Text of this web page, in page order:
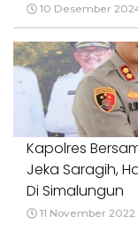
10 Desember
Kapolres
Jeka Saragih,
Di Simalungun
11 November 2022